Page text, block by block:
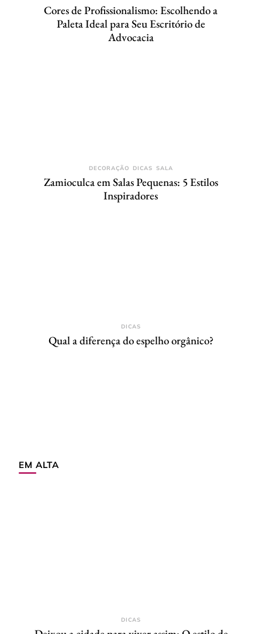
Cores de Profissionalismo: Escolhendo a
Paleta Ideal para Seu Escritório de
Advocacia
DECORAÇÃO DICAS SALA
Zamioculca em Salas Pequenas: 5 Estilos
Inspiradores
DICAS
Qual a diferença do espelho orgânico?
EM ALTA
DICAS